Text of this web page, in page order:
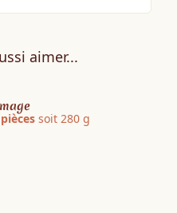
aimer...
soit 280 g